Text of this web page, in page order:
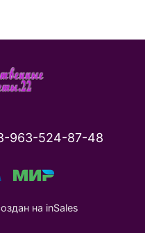
963-524-87-48
на inSales